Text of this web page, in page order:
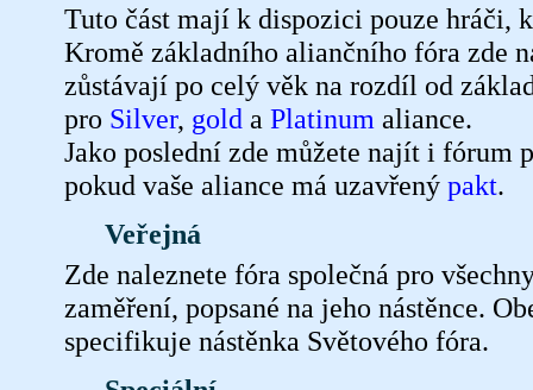
Tuto část mají k dispozici pouze hráči,
Kromě základního aliančního fóra zde
zůstávají po celý věk na rozdíl od
pro Silver, gold a Platinum aliance.
Jako poslední zde můžete najít i fórum
pokud vaše aliance má uzavřený pakt.
Veřejná
Zde naleznete fóra společná pro
zaměření, popsané na jeho nástěnce.
specifikuje nástěnka Světového fóra.